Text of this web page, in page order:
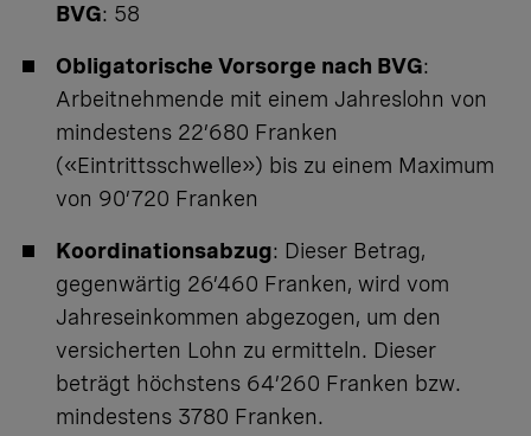
BVG: 58
Obligatorische Vorsorge nach BVG:
Arbeitnehmende mit einem Jahreslohn von
mindestens 22’680 Franken
(«Eintrittsschwelle») bis zu einem Maximum
von 90’720 Franken
Koordinationsabzug: Dieser Betrag,
gegenwärtig 26’460 Franken, wird vom
Jahreseinkommen abgezogen, um den
versicherten Lohn zu ermitteln. Dieser
beträgt höchstens 64’260 Franken bzw.
mindestens 3780 Franken.